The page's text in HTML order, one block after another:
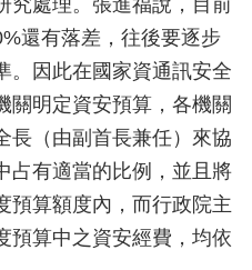
究處理。張進福說，目前
還有落差，往後要逐步
。因此在國家資通訊安全
關明定資安預算，各機關
長（由副首長兼任）來協
占有適當的比例，並且將
預算額度內，而行政院主
預算中之資安經費，均依